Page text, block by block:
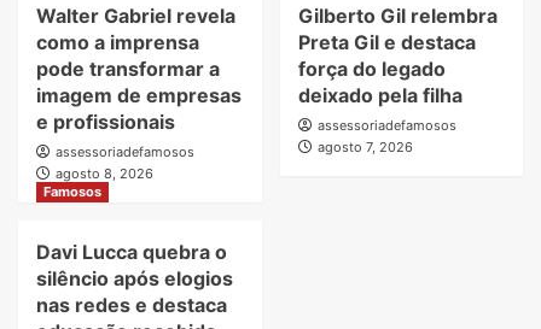
Walter Gabriel revela
como a imprensa
pode transformar a
imagem de empresas
e profissionais
assessoriadefamosos
agosto 8, 2026
Gilberto Gil relembra
Preta Gil e destaca
força do legado
deixado pela filha
assessoriadefamosos
agosto 7, 2026
Famosos
Davi Lucca quebra o
silêncio após elogios
nas redes e destaca